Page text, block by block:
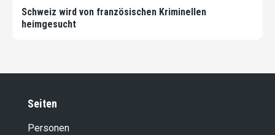
Schweiz wird von französischen Kriminellen
heimgesucht
Seiten
Personen